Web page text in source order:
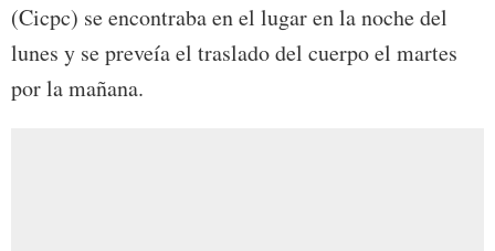
(Cicpc) se encontraba en el lugar en la noche del
lunes y se preveía el traslado del cuerpo el martes
por la mañana.